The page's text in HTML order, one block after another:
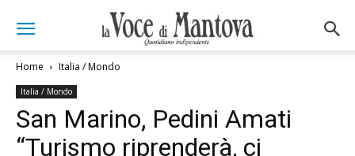
Home Italia / Mondo
Italia / Mondo
San Marino, Pedini Amati
“Turismo riprenderà, ci